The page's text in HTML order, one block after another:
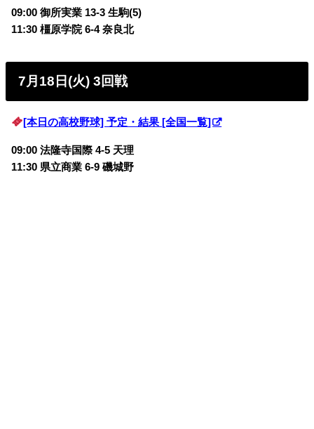
09:00 御所実業 13-3 生駒(5)
11:30 橿原学院 6-4 奈良北
7月18日(火) 3回戦
[本日の高校野球] 予定・結果 [全国一覧]
09:00 法隆寺国際 4-5 天理
11:30 県立商業 6-9 磯城野